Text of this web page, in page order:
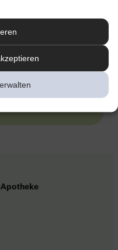
Datenschutzerklärung
€. Gültig auf das
rezeptpflichtige Produkte.